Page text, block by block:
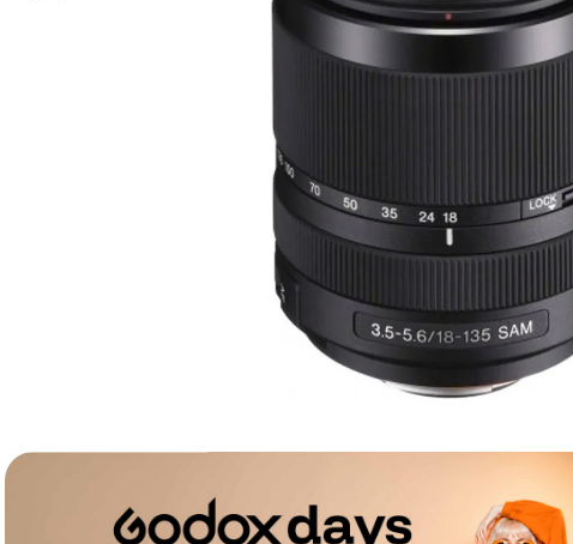
lavaliera
card memorie